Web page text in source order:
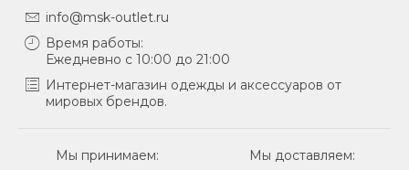
info@msk-outlet.ru
Время работы:
Ежедневно с 10:00 до 21:00
Интернет-магазин одежды и аксессуаров от
мировых брендов.
Мы принимаем: Мы доставляем: